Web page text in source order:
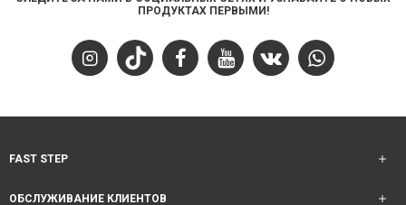
ПРОДУКТАХ ПЕРВЫМИ!
FAST STEP
ОБСЛУЖИВАНИЕ КЛИЕНТОВ